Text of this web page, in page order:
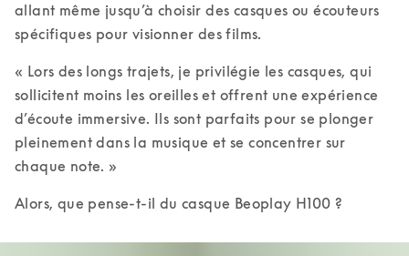
allant même jusqu’à choisir des casques ou écouteurs
spécifiques pour visionner des films.
« Lors des longs trajets, je privilégie les casques, qui
sollicitent moins les oreilles et offrent une expérience
d’écoute immersive. Ils sont parfaits pour se plonger
pleinement dans la musique et se concentrer sur
chaque note. »
Alors, que pense-t-il du casque Beoplay H100 ?